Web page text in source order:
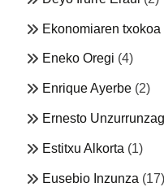
Ekonomiaren txokoa
Eneko Oregi (4)
Enrique Ayerbe (2)
Ernesto
Estitxu Alkorta (1)
Eusebio Inzunza (17)